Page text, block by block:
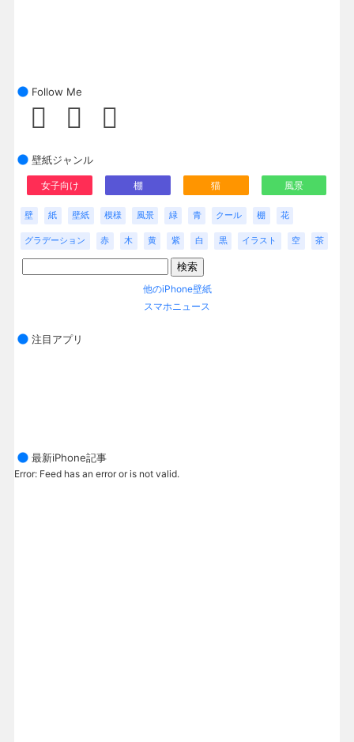
Follow Me
壁紙ジャンル
女子向け 棚 猫 風景
壁 紙 壁紙 模様 風景 緑 青 クール 棚 花
グラデーション 赤 木 黄 紫 白 黒 イラスト 空 茶
他のiPhone壁紙
スマホニュース
注目アプリ
最新iPhone記事
Error: Feed has an error or is not valid.